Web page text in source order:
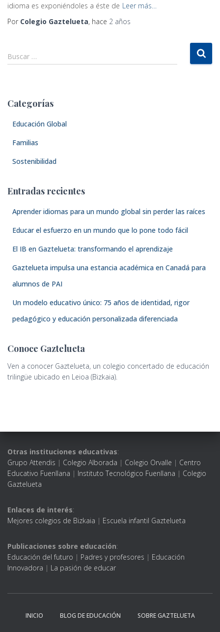
idioma es exponiéndoles a éste de Leer más…
Por Colegio Gaztelueta, hace 2 años
u
r
Buscar …
Categorías
Educación Global
Familias
Sostenibilidad
Entradas recientes
Aprender idiomas para un mundo global sin perder las raíces
Educar el esfuerzo en un mundo que lo pone todo fácil
El IB en Gaztelueta: transformando el aprendizaje
Gaztelueta impulsa una estancia académica en Canadá para
alumnos de PAI
Un modelo educativo único: 75 años de identidad, rigor
pedagógico y educación personalizada diferenciada
Conoce Gaztelueta
Ven a conocer Gaztelueta, un colegio concertado de educación
trilingüe ubicado en Leioa (Bizkaia).
Otras instituciones educativas:
Grupo Attendis | Colegio Alborada | Colegio Orvalle | Centro
Educativo Fuenllana | Instituto Tecnológico Fuenllana | Colegio
Gaztelueta
Enlaces de interés:
Mejores colegios de Bizkaia | Escuela infantil Gaztelueta
Publicaciones sobre educación:
Educación del futuro | Padres y profesores | Educación
Innovadora | La pasión de educar
INICIO BLOG DE EDUCACIÓN SOBRE GAZTELUETA